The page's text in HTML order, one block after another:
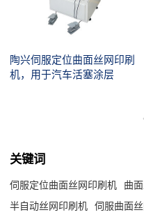
陶兴伺服定位曲面丝网印刷
机，用于汽车活塞涂层
关键词
伺服定位曲面丝网印刷机 曲
半自动丝网印刷机 伺服曲面